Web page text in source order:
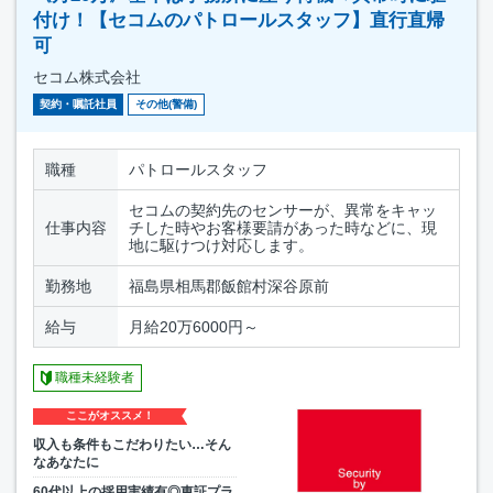
付け！【セコムのパトロールスタッフ】直行直帰
可
セコム株式会社
契約・嘱託社員 その他(警備)
職種 パトロールスタッフ
仕事内容
セコムの契約先のセンサーが、異常をキャッ
チした時やお客様要請があった時などに、現
地に駆けつけ対応します。
勤務地 福島県相馬郡飯館村深谷原前
給与 月給20万6000円～
職種未経験者
ここがオススメ！
収入も条件もこだわりたい…そん
なあなたに